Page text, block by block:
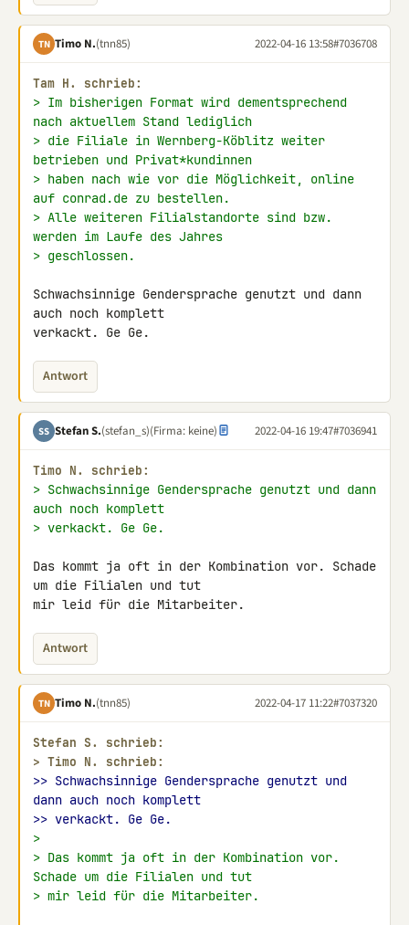
TN Timo N.(tnn85) 2022-04-16 13:58#7036708
Tam H. schrieb:
> Im bisherigen Format wird dementsprechend
nach aktuellem Stand lediglich
> die Filiale in Wernberg-Köblitz weiter
betrieben und Privat*kundinnen
> haben nach wie vor die Möglichkeit, online
auf conrad.de zu bestellen.
> Alle weiteren Filialstandorte sind bzw.
werden im Laufe des Jahres
> geschlossen.
Schwachsinnige Gendersprache genutzt und dann
auch noch komplett
verkackt. Ge Ge.
Antwort
SS Stefan S.(stefan_s)(Firma: keine) 2022-04-16 19:47#7036941
Timo N. schrieb:
> Schwachsinnige Gendersprache genutzt und dann
auch noch komplett
> verkackt. Ge Ge.
Das kommt ja oft in der Kombination vor. Schade
um die Filialen und tut
mir leid für die Mitarbeiter.
Antwort
TN Timo N.(tnn85) 2022-04-17 11:22#7037320
Stefan S. schrieb:
> Timo N. schrieb:
>> Schwachsinnige Gendersprache genutzt und
dann auch noch komplett
>> verkackt. Ge Ge.
>
> Das kommt ja oft in der Kombination vor.
Schade um die Filialen und tut
> mir leid für die Mitarbeiter.